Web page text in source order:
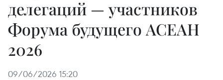
делегаций — участников
Форума будущего АСЕАН
2026
09/06/2026 15:20